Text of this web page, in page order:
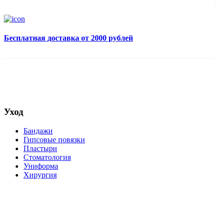
Бесплатная доставка от 2000 рублей
Уход
Бандажи
Гипсовые повязки
Пластыри
Стоматология
Униформа
Хирургия